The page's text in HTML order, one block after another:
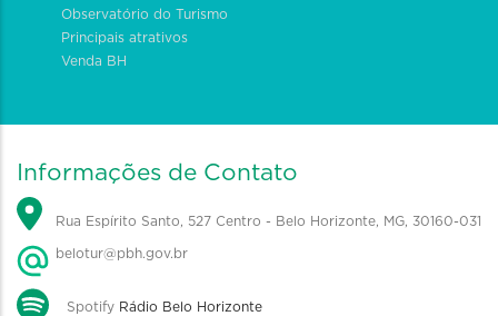
Observatório do Turismo
Principais atrativos
Venda BH
Informações de Contato
Rua Espírito Santo, 527 Centro - Belo Horizonte, MG, 30160-031
belotur@pbh.gov.br
Spotify Rádio Belo Horizonte